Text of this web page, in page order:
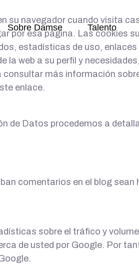
Sobre Damse Talento
su navegador cuando visita
por esa página. Las cookies
estadísticas de uso,
la web a su perfil y
más información
enlace.
de Datos procedemos a
comentarios en el blog sean
sobre el tráfico y
de usted por Google. Por